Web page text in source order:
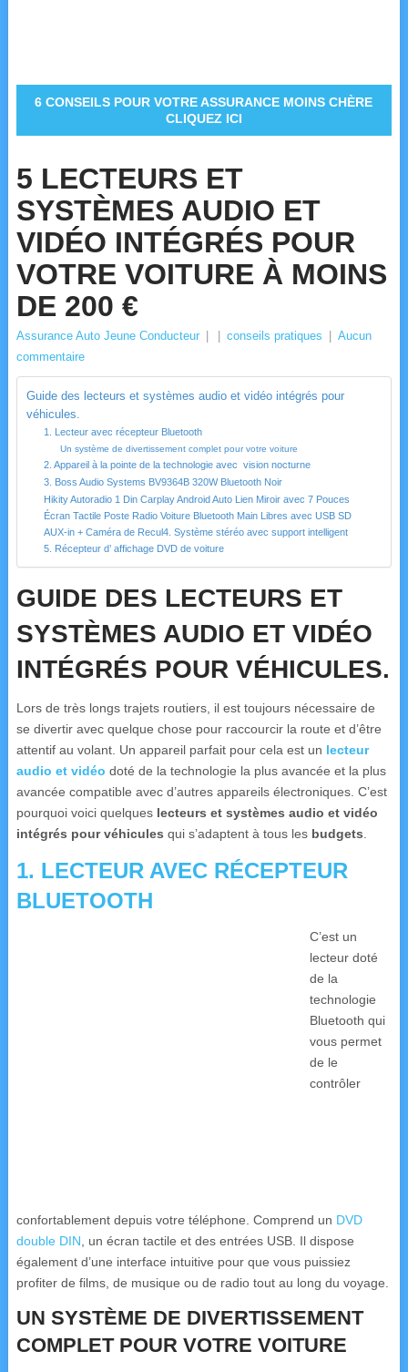
6 CONSEILS POUR VOTRE ASSURANCE MOINS CHÈRE
CLIQUEZ ICI
5 LECTEURS ET
SYSTÈMES AUDIO ET
VIDÉO INTÉGRÉS POUR
VOTRE VOITURE À MOINS
DE 200 €
Assurance Auto Jeune Conducteur conseils pratiques
Aucun
commentaire
Guide des lecteurs et systèmes audio et vidéo intégrés pour
véhicules.
1. Lecteur avec récepteur Bluetooth
Un système de divertissement complet pour votre voiture
2. Appareil à la pointe de la technologie avec vision nocturne
3. Boss Audio Systems BV9364B 320W Bluetooth Noir
Hikity Autoradio 1 Din Carplay Android Auto Lien Miroir avec 7 Pouces
Écran Tactile Poste Radio Voiture Bluetooth Main Libres avec USB SD
AUX-in + Caméra de Recul4. Système stéréo avec support intelligent
5. Récepteur d’ affichage DVD de voiture
GUIDE DES LECTEURS ET
SYSTÈMES AUDIO ET VIDÉO
INTÉGRÉS POUR VÉHICULES.
Lors de très longs trajets routiers, il est toujours nécessaire de
se divertir avec quelque chose pour raccourcir la route et d’être
attentif au volant. Un appareil parfait pour cela est un lecteur
audio et vidéo doté de la technologie la plus avancée et la plus
avancée compatible avec d’autres appareils électroniques. C’est
pourquoi voici quelques lecteurs et systèmes audio et vidéo
intégrés pour véhicules qui s’adaptent à tous les budgets
1. LECTEUR AVEC RÉCEPTEUR
BLUETOOTH
C’est un
lecteur doté
de la
technologie
Bluetooth qui
vous permet
de le
contrôler
confortablement depuis votre téléphone. Comprend un DVD
double DIN , un écran tactile et des entrées USB. Il dispose
également d’une interface intuitive pour que vous puissiez
profiter de films, de musique ou de radio tout au long du voyage.
UN SYSTÈME DE DIVERTISSEMENT
COMPLET POUR VOTRE VOITURE